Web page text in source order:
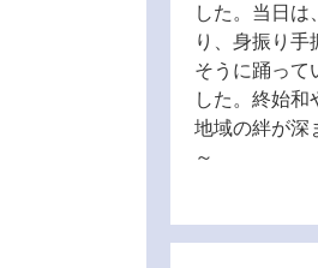
した。当日は
り、身振り手
そうに踊って
した。終始和
地域の絆が深
～